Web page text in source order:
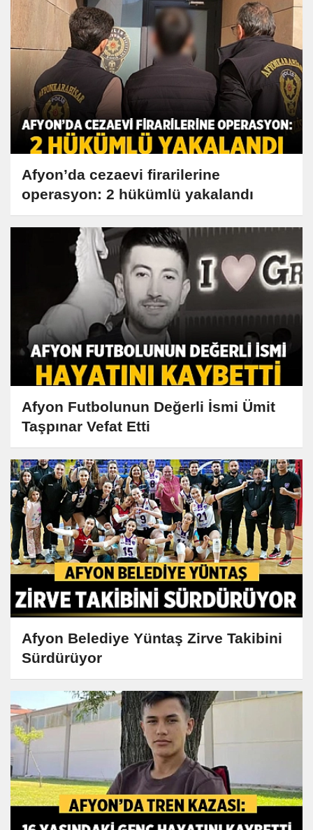
Afyon’da cezaevi firarilerine
operasyon: 2 hükümlü yakalandı
Afyon Futbolunun Değerli İsmi Ümit
Taşpınar Vefat Etti
Afyon Belediye Yüntaş Zirve Takibini
Sürdürüyor